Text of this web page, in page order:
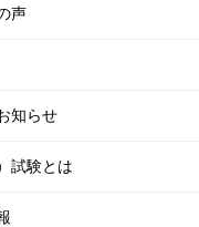
声
知らせ
試験とは